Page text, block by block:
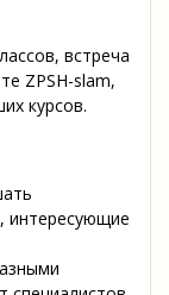
встреча
ZPSH-slam,
курсов.
интересующие